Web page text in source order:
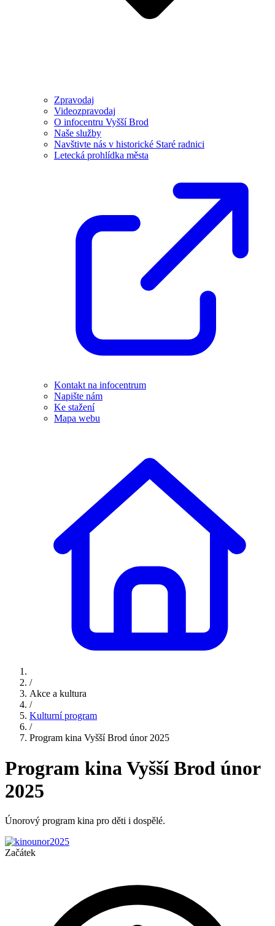
Zpravodaj
Videozpravodaj
O infocentru Vyšší Brod
Naše služby
Navštivte nás v historické Staré radnici
Letecká prohlídka města
Kontakt na infocentrum
Napište nám
Ke stažení
Mapa webu
/
Akce a kultura
/
Kulturní program
/
Program kina Vyšší Brod únor 2025
Program kina Vyšší Brod únor
2025
Únorový program kina pro děti i dospělé.
Začátek